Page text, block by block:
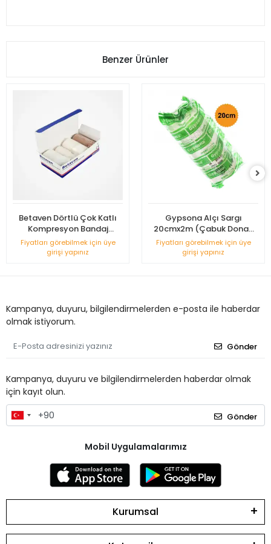
Benzer Ürünler
Betaven Dörtlü Çok Katlı
Kompresyon Bandaj
Sistemi
Fiyatları görebilmek için üye
girişi yapınız
Gypsona Alçı Sargı
20cmx2m (Çabuk Donan
Alçı)
Fiyatları görebilmek için üye
girişi yapınız
Kampanya, duyuru, bilgilendirmelerden e-posta ile haberdar
olmak istiyorum.
Gönder
Kampanya, duyuru ve bilgilendirmelerden haberdar olmak
için kayıt olun.
Gönder
Mobil Uygulamalarımız
Kurumsal